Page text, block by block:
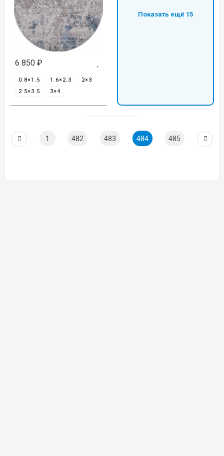
6 850 ₽
0.8×1.5 1.6×2.3
2×3
2.5×3.5
3×4
Показать ещё 15
1 482 483 484 485